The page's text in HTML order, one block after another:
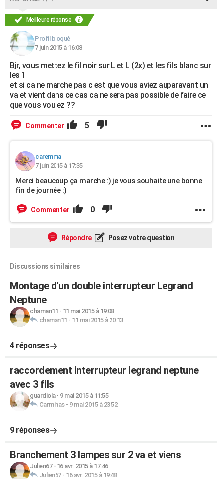
Meilleure réponse
Profil bloqué
7 juin 2015 à 16:08
Bjr, vous mettez le fil noir sur L et L (2x) et les fils blanc sur
les 1
et si ca ne marche pas c est que vous aviez auparavant un
va et vient dans ce cas ca ne sera pas possible de faire ce
que vous voulez ??
Commenter 5
caremma
7 juin 2015 à 17:35
Merci beaucoup ça marche :) je vous souhaite une bonne
fin de journée :)
Commenter 0
Répondre Posez votre question
Discussions similaires
Montage d'un double interrupteur Legrand
Neptune
chaman11 - 11 mai 2015 à 19:08
chaman11 - 11 mai 2015 à 20:13
4 réponses
raccordement interrupteur legrand neptune
avec 3 fils
guardiola- 9 mai 2015 à 11:55
Carminas- 9 mai 2015 à 23:52
9 réponses
Branchement 3 lampes sur 2 va et viens
Julien67- 16 avr. 2015 à 17:46
Julien67- 16 avr. 2015 à 19:48